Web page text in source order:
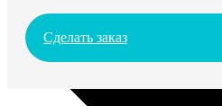
Сделать заказ